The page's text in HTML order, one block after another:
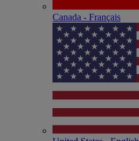
Canada - Français